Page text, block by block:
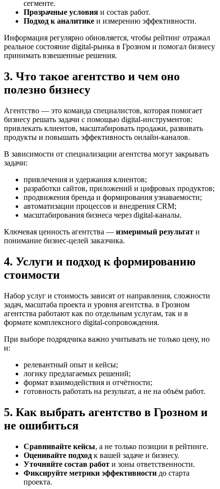
сегменте.
Прозрачные условия и состав работ.
Подход к аналитике и измерению эффективности.
Информация регулярно обновляется, чтобы рейтинг отражал
реальное состояние digital-рынка в Грозном и помогал бизнесу
принимать взвешенные решения.
3. Что такое агентство и чем оно
полезно бизнесу
Агентство — это команда специалистов, которая помогает
бизнесу решать задачи с помощью digital-инструментов:
привлекать клиентов, масштабировать продажи, развивать
продукты и повышать эффективность онлайн-каналов.
В зависимости от специализации агентства могут закрывать
задачи:
привлечения и удержания клиентов;
разработки сайтов, приложений и цифровых продуктов;
продвижения бренда и формирования узнаваемости;
автоматизации процессов и внедрения CRM;
масштабирования бизнеса через digital-каналы.
Ключевая ценность агентства — измеримый результат и
понимание бизнес-целей заказчика.
4. Услуги и подход к формированию
стоимости
Набор услуг и стоимость зависят от направления, сложности
задач, масштаба проекта и уровня агентства. в Грозном
агентства работают как по отдельным услугам, так и в
формате комплексного digital-сопровождения.
При выборе подрядчика важно учитывать не только цену, но
и:
релевантный опыт и кейсы;
логику предлагаемых решений;
формат взаимодействия и отчётности;
готовность работать на результат, а не на объём работ.
5. Как выбрать агентство в Грозном и
не ошибиться
Сравнивайте кейсы, а не только позиции в рейтинге.
Оценивайте подход к вашей задаче и бизнесу.
Уточняйте состав работ и зоны ответственности.
Фиксируйте метрики эффективности до старта
проекта.